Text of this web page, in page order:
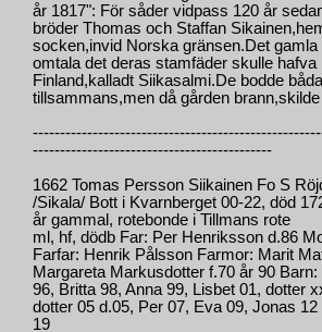
år 1817": För såder vidpass 120 år
bröder Thomas och Staffan
socken,invid Norska gränsen.Det gamla
omtala det deras stamfäder skulle hafva
Finland,kalladt Siikasalmi.De bodde
tillsammans,men då gården
--------------------------------------------
1662 Tomas Persson Siikainen Fo S
/Sikala/ Bott i Kvarnberget 00-22, död
år gammal, rotebonde i Tillmans rote
ml, hf, dödb Far: Per Henriksson d.86
Farfar: Henrik Pålsson Farmor: Marit
Margareta Markusdotter f.70 år 90
96, Britta 98, Anna 99, Lisbet 01, dotter
dotter 05 d.05, Per 07, Eva 09, Jonas
19